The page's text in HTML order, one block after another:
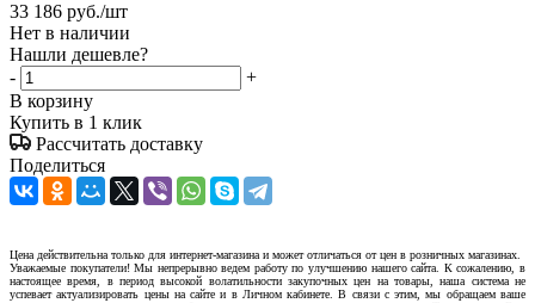
33 186 руб./шт
Нет в наличии
Нашли дешевле?
-
+
В корзину
Купить в 1 клик
Рассчитать доставку
Поделиться
Цена действительна только для интернет-магазина и может отличаться от цен в розничных магазинах.
Уважаемые покупатели! Мы непрерывно ведем работу по улучшению нашего сайта. К сожалению, в
настоящее время, в период высокой волатильности закупочных цен на товары, наша система не
успевает актуализировать цены на сайте и в Личном кабинете. В связи с этим, мы обращаем ваше